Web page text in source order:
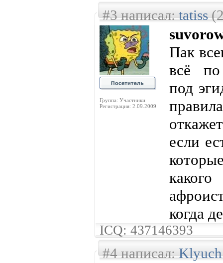
#3 написал:tatiss
Группа: Участники
Регистрация: 2.09.2009
Пак
всё по
под
если
когда
ICQ: 437146393
#4 написал:Klyuch